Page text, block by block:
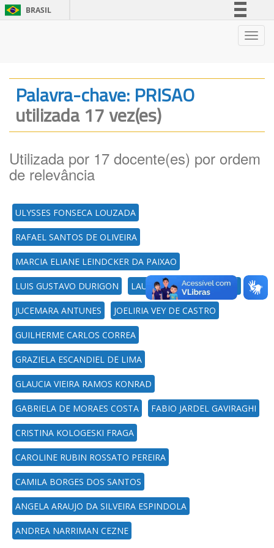
BRASIL
Legislação
Palavra-chave: PRISAO
utilizada 17 vez(es)
Utilizada por 17 docente(es) por ordem
de relevância
ULYSSES FONSECA LOUZADA
RAFAEL SANTOS DE OLIVEIRA
MARCIA ELIANE LEINDCKER DA PAIXAO
LUIS GUSTAVO DURIGON LAURA STRELOW STORCH
JUCEMARA ANTUNES JOELIRIA VEY DE CASTRO
GUILHERME CARLOS CORREA
GRAZIELA ESCANDIEL DE LIMA
GLAUCIA VIEIRA RAMOS KONRAD
GABRIELA DE MORAES COSTA FABIO JARDEL GAVIRAGHI
CRISTINA KOLOGESKI FRAGA
CAROLINE RUBIN ROSSATO PEREIRA
CAMILA BORGES DOS SANTOS
ANGELA ARAUJO DA SILVEIRA ESPINDOLA
ANDREA NARRIMAN CEZNE